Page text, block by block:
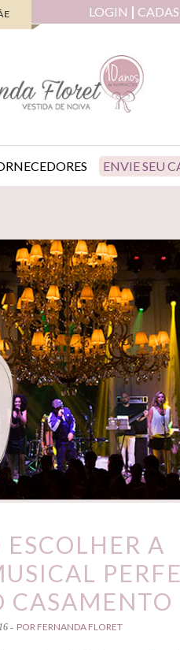
LOGIN
ENVIE SEU
A
CASAMENTO
- POR FERNANDA FLORET